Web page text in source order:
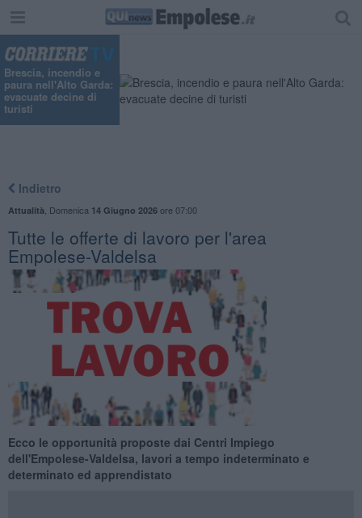
Brescia, incendio e
paura nell'Alto Garda:
evacuate decine di
turisti
Indietro
Attualità Domenica 14 Giugno 2026ore 07:00
​Tutte le offerte di lavoro per l'area
Empolese-Valdelsa
Ecco le opportunità proposte dai Centri Impiego
dell'Empolese-Valdelsa, lavori a tempo indeterminato e
determinato ed apprendistato